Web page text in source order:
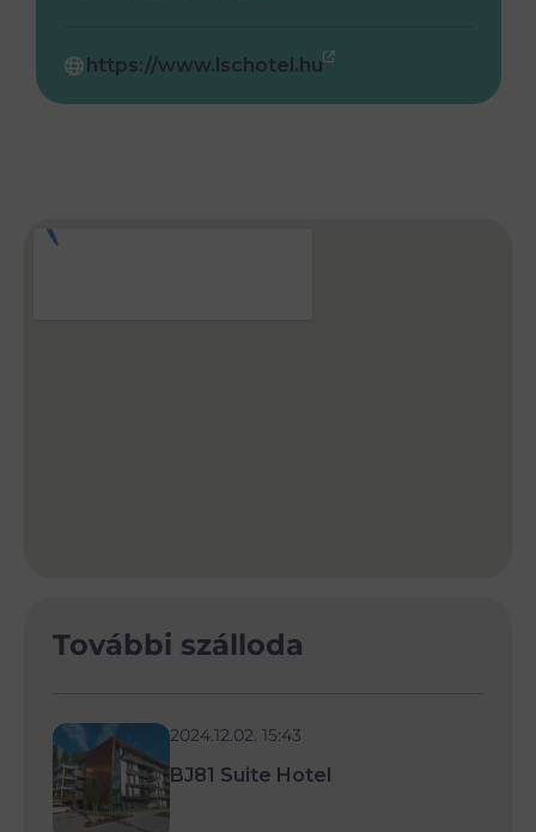
https://www.lschotel.hu
További szálloda
2024.12.02. 15:43
BJ81 Suite Hotel